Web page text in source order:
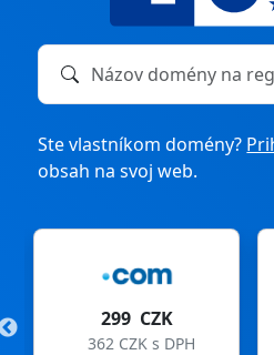
Názov domény na
Ste vlastníkom domény?
obsah na svoj web.
299 CZK
362 CZK s DPH